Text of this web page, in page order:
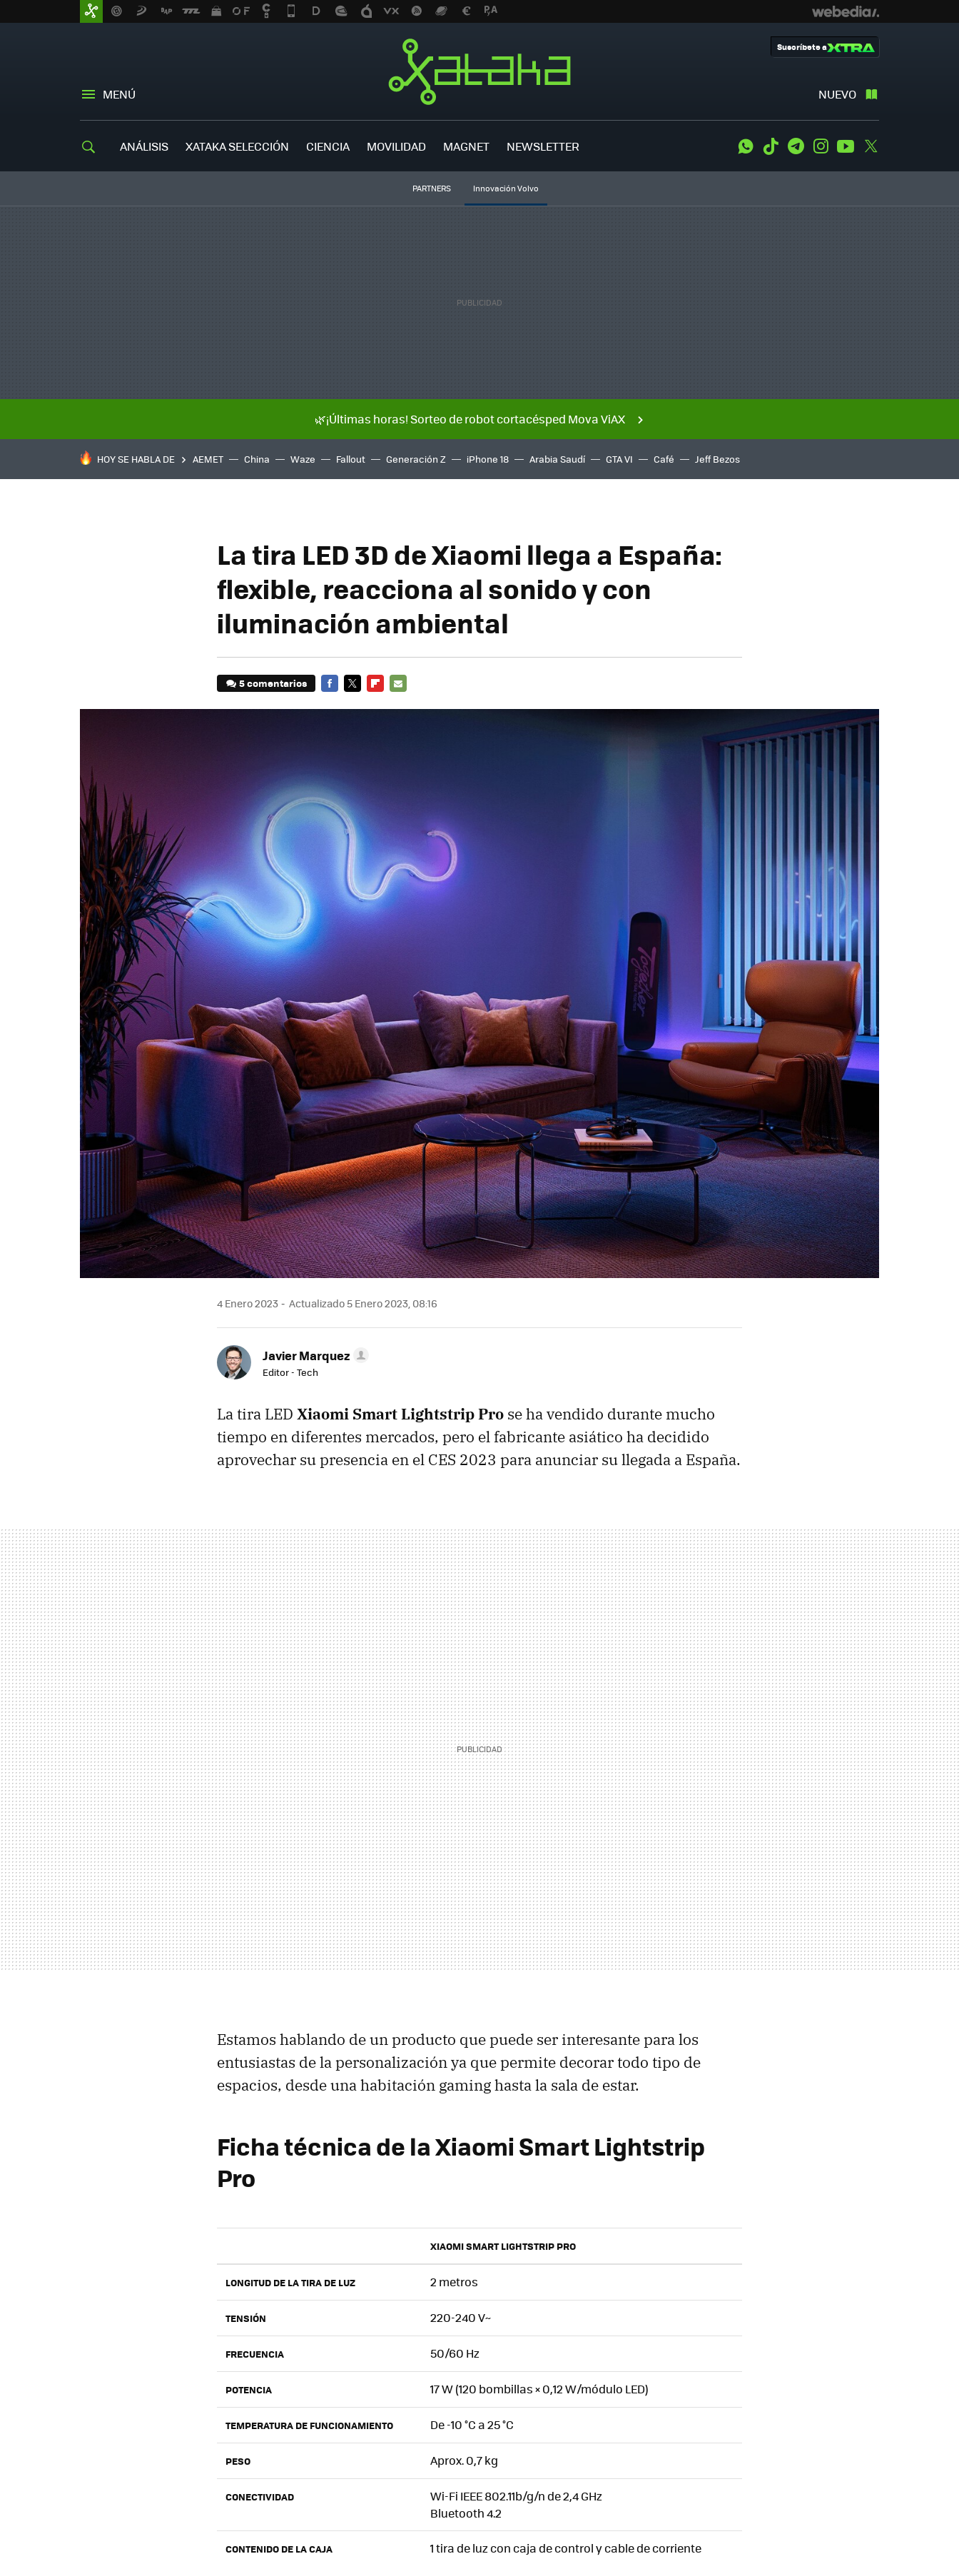
MENÚ NUEVO
Suscríbete a
ANÁLISIS XATAKA SELECCIÓN CIENCIA MOVILIDAD MAGNET NEWSLETTER WhatsApp
Tiktok TelegramInstagramYoutube
PARTNERS Innovación Volvo
🌿¡Últimas horas! Sorteo de robot cortacésped Mova ViAX
HOY SE HABLA DE AEMET China Waze Fallout Generación Z iPhone 18 Arabia Saudí GTA VI Café Jeff Bezos
La tira LED 3D de Xiaomi llega a España:
flexible, reacciona al sonido y con
iluminación ambiental
5 comentarios
4 Enero 2023 Actualizado 5 Enero 2023, 08:16
Javier Marquez
Editor - Tech
La tira LED Xiaomi Smart Lightstrip Pro se ha vendido durante mucho
tiempo en diferentes mercados, pero el fabricante asiático ha decidido
aprovechar su presencia en el CES 2023 para anunciar su llegada a España.
Estamos hablando de un producto que puede ser interesante para los
entusiastas de la personalización ya que permite decorar todo tipo de
espacios, desde una habitación gaming hasta la sala de estar.
Ficha técnica de la Xiaomi Smart Lightstrip
Pro
XIAOMI SMART LIGHTSTRIP PRO
LONGITUD DE LA TIRA DE LUZ 2 metros
TENSIÓN 220-240 V~
FRECUENCIA 50/60 Hz
POTENCIA 17 W (120 bombillas × 0,12 W/módulo LED)
TEMPERATURA DE FUNCIONAMIENTO De -10 °C a 25 °C
PESO Aprox. 0,7 kg
CONECTIVIDAD
Wi-Fi IEEE 802.11b/g/n de 2,4 GHz
Bluetooth 4.2
CONTENIDO DE LA CAJA
1 tira de luz con caja de control y cable de corriente